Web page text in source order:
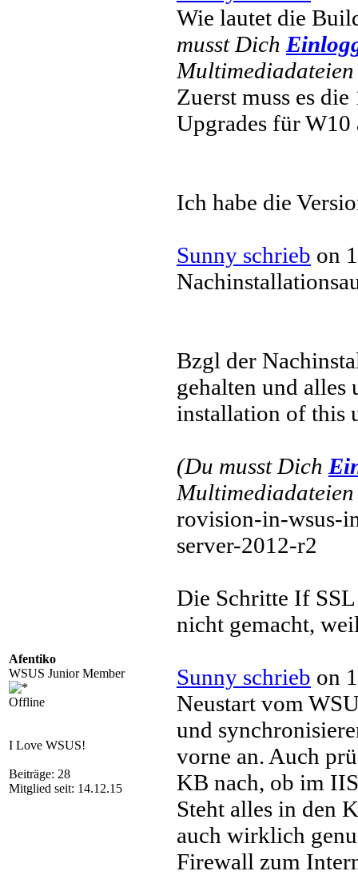
Afentiko
WSUS Junior Member
Offline
I Love WSUS!
Beiträge: 28
Mitglied seit: 14.12.15
Wie lautet die
musst Dich
Zuerst muss es
Upgrades für W10
Ich habe die
Sunny schrieb on
Bzgl der
gehalten und alles
installation of this
(Du musst Dich
rovision-in-wsus-
server-2012-r2
Die Schritte If SSL
nicht gemacht,
Sunny schrieb on
Neustart vom
und
vorne an. Auch
KB nach, ob im
Steht alles in den
auch wirklich
Firewall zum